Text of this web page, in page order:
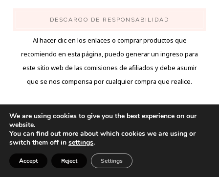
DESCARGO DE RESPONSABILIDAD
Al hacer clic en los enlaces o comprar productos que
recomiendo en esta página, puedo generar un ingreso para
este sitio web de las comisiones de afiliados y debe asumir
que se nos compensa por cualquier compra que realice.
Inicio
We are using cookies to give you the best experience on our
website.
You can find out more about which cookies we are using or
switch them off in settings.
Accept Reject Settings